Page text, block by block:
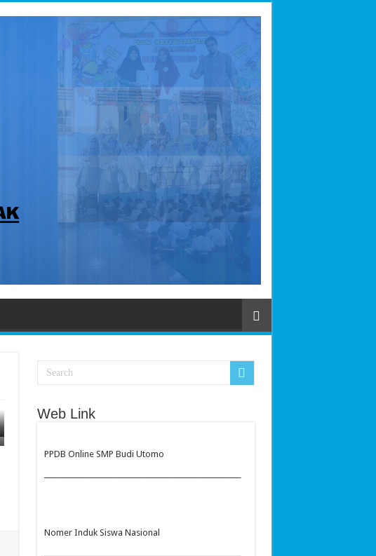
Web Link
PPDB Online SMP Budi Utomo
Nomer Induk Siswa Nasional